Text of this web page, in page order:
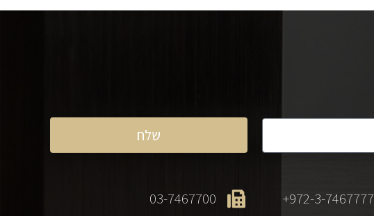
שלח
972-3-7467777+
03-7467700